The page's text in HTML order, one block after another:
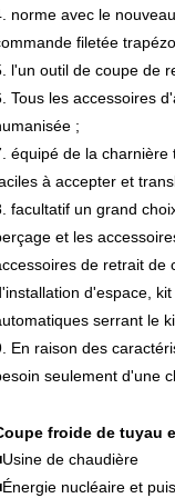
norme avec le
filetée
l'un outil de coupe de
Tous les accessoires
;
équipé de la charnière
à accepter et
facultatif un grand
et les
de retrait de
d'espace,
serrant le
En raison des
seulement d'une
froide de tuyau
Usine de chaudière
nucléaire et